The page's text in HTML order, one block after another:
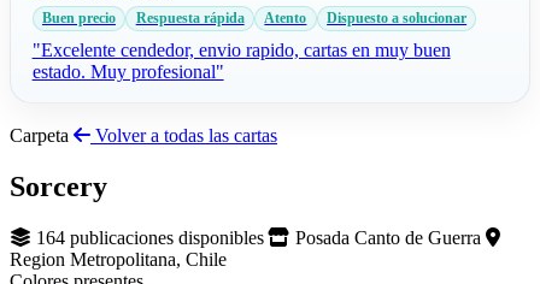
Buen precio Respuesta rápida Atento Dispuesto a solucionar
"Excelente cendedor, envio rapido, cartas en muy buen
estado. Muy profesional"
Carpeta Volver a todas las cartas
Sorcery
164 publicaciones disponibles
Posada Canto de Guerra
Region Metropolitana, Chile